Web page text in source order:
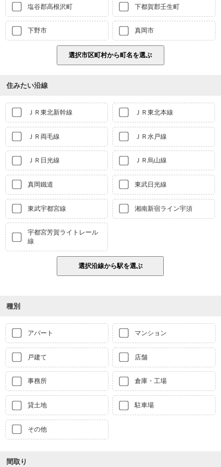
塩谷郡高根沢町 下都賀郡壬生町
下野市 真岡市
住みたい沿線
ＪＲ東北新幹線 ＪＲ東北本線
ＪＲ両毛線 ＪＲ水戸線
ＪＲ日光線 ＪＲ烏山線
真岡鐵道 東武日光線
東武宇都宮線 湘南新宿ライン宇須
宇都宮芳賀ライトレール
線
種別
アパート マンション
戸建て 店舗
事務所 倉庫・工場
貸土地 駐車場
その他
間取り